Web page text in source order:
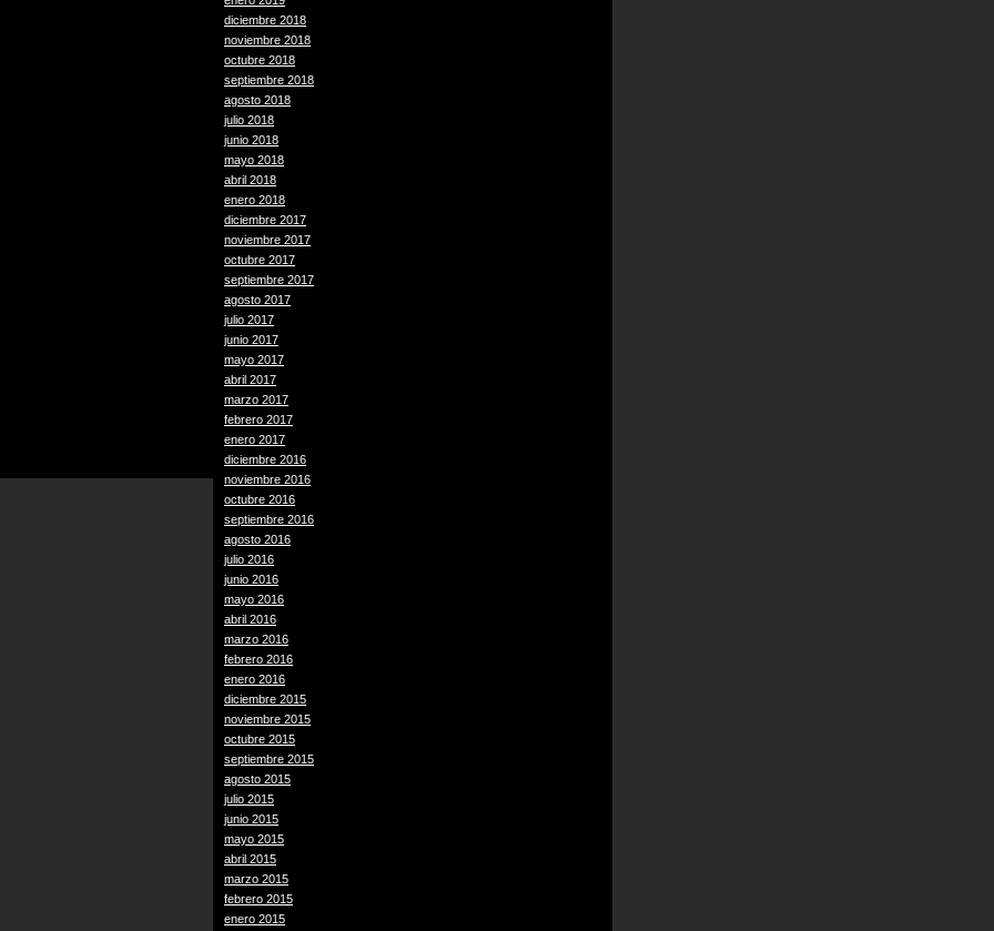
diciembre 2018
noviembre 2018
octubre 2018
septiembre 2018
agosto 2018
julio 2018
junio 2018
mayo 2018
abril 2018
enero 2018
diciembre 2017
noviembre 2017
octubre 2017
septiembre 2017
agosto 2017
julio 2017
junio 2017
mayo 2017
abril 2017
marzo 2017
febrero 2017
enero 2017
diciembre 2016
noviembre 2016
octubre 2016
septiembre 2016
agosto 2016
julio 2016
junio 2016
mayo 2016
abril 2016
marzo 2016
febrero 2016
enero 2016
diciembre 2015
noviembre 2015
octubre 2015
septiembre 2015
agosto 2015
julio 2015
junio 2015
mayo 2015
abril 2015
marzo 2015
febrero 2015
enero 2015